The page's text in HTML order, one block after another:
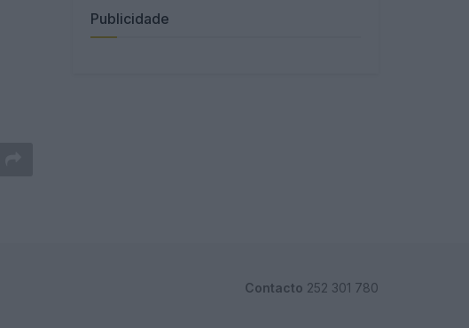
Publicidade
Contacto 252 301 780